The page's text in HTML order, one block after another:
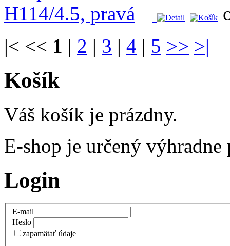
|< << 1 | 2 | 3 | 4 | 5 >> >|
Košík
Váš košík je prázdny.
E-shop je určený
Login
E-mail
Heslo
zapamätať údaje